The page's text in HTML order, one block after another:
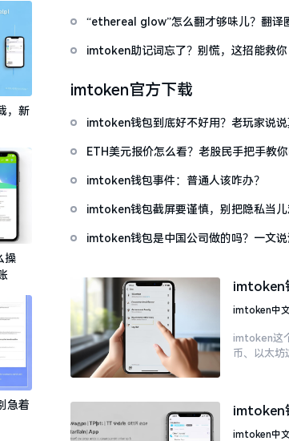
，新
操
急着
“ethereal glow”怎么翻才够味儿？翻译
imtoken助记词忘了？别慌，这招能救你
imtoken官方下载
imtoken钱包到底好不好用？老玩家说
ETH美元报价怎么看？老股民手把手教
imtoken钱包事件：普通人该咋办？
imtoken钱包截屏要谨慎，别把隐私当儿
imtoken钱包是中国公司做的吗？一文说
imtoken
imtoken中
imtoken这
币、以太坊
imtoken
imtoken中